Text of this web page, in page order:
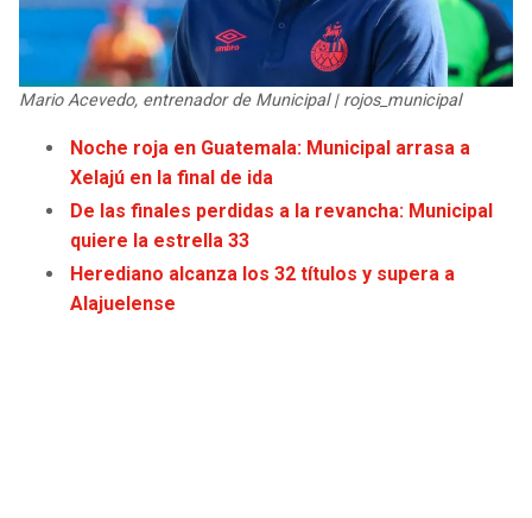
TEXANS
COLTS
JAGUARS
TITANS
COWBOYS
MAGIC
WIZARDS
WARRIORS
CLIPPERS
Mario Acevedo, entrenador de Municipal | rojos_municipal
Noche roja en Guatemala: Municipal arrasa a
Xelajú en la final de ida
De las finales perdidas a la revancha: Municipal
quiere la estrella 33
Herediano alcanza los 32 títulos y supera a
Alajuelense